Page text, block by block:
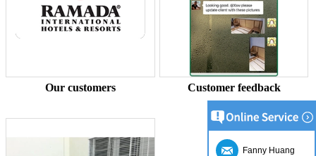
Our customers Customer feedback
Fanny Huang